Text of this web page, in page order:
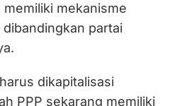
mekanisme
partai
dikapitalisasi
PPP sekarang memiliki